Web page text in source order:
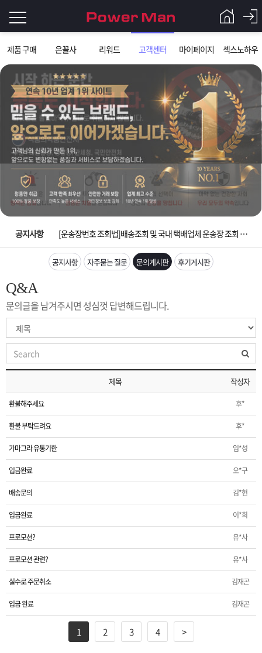
제품 구매 은꼴사 리워드 고객센터 마이페이지 섹스노하우
그
인
이
필
요
니
로
Q&A
파
워
맨
제
품
매
은
사
스
노
하
우
고
객
센
터
마
이
페
이
지
주
문
조
회
공지사항
입금확인이 안되는 상황을 대비해 꼭 입금후 고객센터 연락바랍니다.
[2026구정 연휴]설 연휴 배송 및 휴무 안내
[운송장번호 조회법]배송조회 및 국내 택배업체 운송장 조회 하는법
[ios앱 오픈]아이폰 고객 앱설치 가능합니다.
입금확인이 안되는 상황을 대비해 꼭 입금후 고객센터 연락바랍니다.
[2026구정 연휴]설 연휴 배송 및 휴무 안내
공지사항 자주묻는 질문 문의게시판 후기게시판
Q&A
문의글을 남겨주시면 성심껏 답변해드립니다.
제목 작성자
환불해주세요 후*
환불 부탁드려요 후*
가마그라 유통기한 임*성
입금완료 오*구
배송문의 김*현
입금완료 이*희
프로모션? 유*사
프로모션 관련? 유*사
실수로 주문취소 김재곤
입금 완료 김재곤
1 2 3 4 >